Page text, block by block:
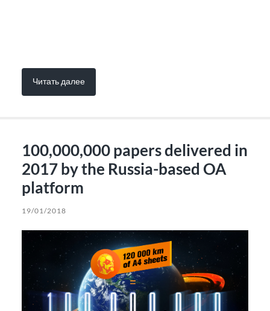
Читать далее
100,000,000 papers delivered in
2017 by the Russia-based OA
platform
19/01/2018